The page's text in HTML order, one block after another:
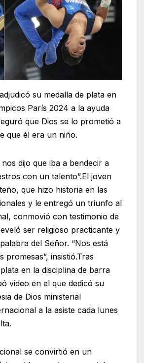
su medalla de plata en
París 2024 a la ayuda
que Dios se lo prometió a
que él era un niño.
nos dijo que iba a bendecir a
con un talento”.El joven
que hizo historia en las
y le entregó un triunfo al
conmovió con testimonio de
ser religioso practicante y
del Señor. “Nos está
promesas”, insistió.Tras
en la disciplina de barra
video en el que dedicó su
de Dios ministerial
a la asiste cada lunes
se convirtió en un